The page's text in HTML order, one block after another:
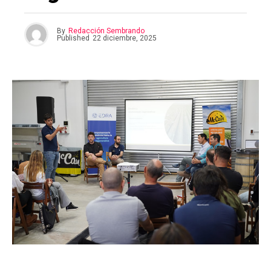
By Redacción Sembrando
Published 22 diciembre, 2025